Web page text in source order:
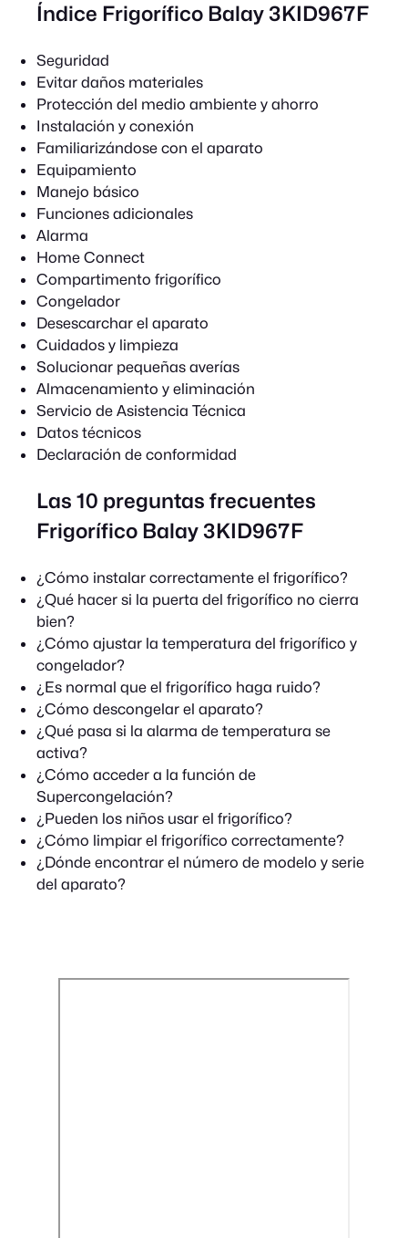
Índice Frigorífico Balay 3KID967F
Seguridad
Evitar daños materiales
Protección del medio ambiente y ahorro
Instalación y conexión
Familiarizándose con el aparato
Equipamiento
Manejo básico
Funciones adicionales
Alarma
Home Connect
Compartimento frigorífico
Congelador
Desescarchar el aparato
Cuidados y limpieza
Solucionar pequeñas averías
Almacenamiento y eliminación
Servicio de Asistencia Técnica
Datos técnicos
Declaración de conformidad
Las 10 preguntas frecuentes
Frigorífico Balay 3KID967F
¿Cómo instalar correctamente el frigorífico?
¿Qué hacer si la puerta del frigorífico no cierra
bien?
¿Cómo ajustar la temperatura del frigorífico y
congelador?
¿Es normal que el frigorífico haga ruido?
¿Cómo descongelar el aparato?
¿Qué pasa si la alarma de temperatura se
activa?
¿Cómo acceder a la función de
Supercongelación?
¿Pueden los niños usar el frigorífico?
¿Cómo limpiar el frigorífico correctamente?
¿Dónde encontrar el número de modelo y serie
del aparato?